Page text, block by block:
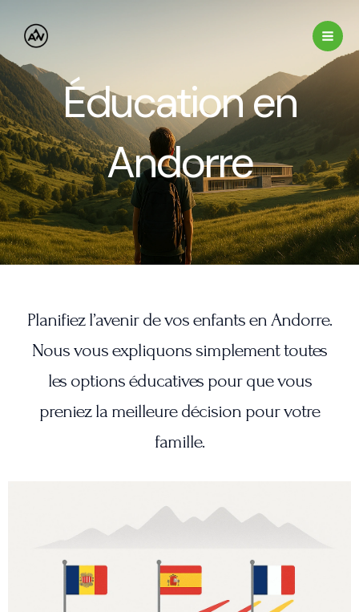
contenu
Éducation en
Andorre
Planifiez l’avenir de vos enfants en Andorre.
Nous vous expliquons simplement toutes
les options éducatives pour que vous
preniez la meilleure décision pour votre
famille.